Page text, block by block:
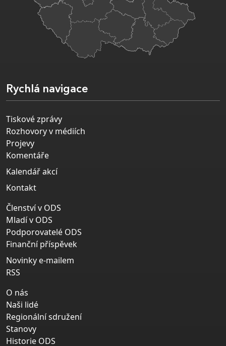
Rychlá navigace
Tiskové zprávy
Rozhovory v médiích
Projevy
Komentáře
Kalendář akcí
Kontakt
Členství v ODS
Mladí v ODS
Podporovatelé ODS
Finanční příspěvek
Novinky e-mailem
RSS
O nás
Naši lidé
Regionální sdružení
Stanovy
Historie ODS